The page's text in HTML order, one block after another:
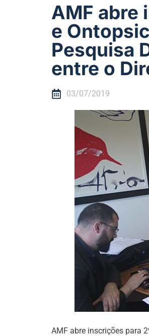
AMF abre
e
Pesquisa
entre o
03/07/2019
AMF abre inscrições para